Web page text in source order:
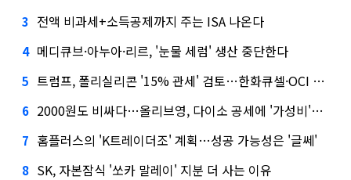
3 전액 비과세+소득공제까지 주는 ISA 나온다
4 메디큐브·아누아·리르, '눈물 세럼' 생산 중단한다
5 트럼프, 폴리실리콘 '15% 관세' 검토…한화큐셀·OCI 영향은?
6 2000원도 비싸다…올리브영, 다이소 공세에 '가성비'로 맞불
7 홈플러스의 'K트레이더조' 계획…성공 가능성은 '글쎄'
8 SK, 자본잠식 '쏘카 말레이' 지분 더 사는 이유